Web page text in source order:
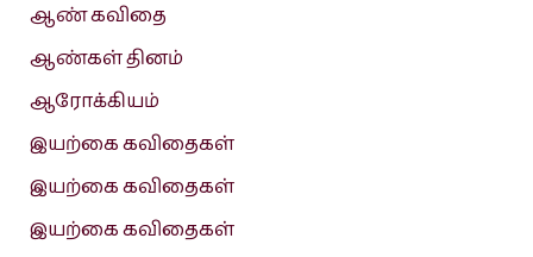
ஆண் கவிதை
ஆண்கள் தினம்
ஆரோக்கியம்
இயற்கை கவிதைகள்
இயற்கை கவிதைகள்
இயற்கை கவிதைகள்